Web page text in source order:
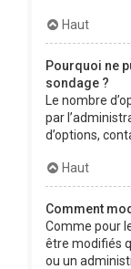
Haut
Pourquoi ne
sondage ?
Le nombre
par
d’options,
Haut
Comment
Comme pour
être modifiés
ou un